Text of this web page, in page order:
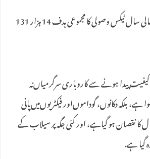
حکام کے مطابق رواں مالی سال ٹیکس وصولی کا مجموعی ہدف 14 ہزار 131
پیدا ہونے سے کاروباری سرگرمیاں‌نہ
بلکہ دکانوں، گوداموں‌اور فیکٹریوں‌میں‌پانی
نقصان ہو گیاہے، اور کئی جگہ پر سیلاب کے
گیا ہے.